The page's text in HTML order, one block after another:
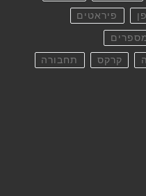
פיראטים
קרקס תחבורה